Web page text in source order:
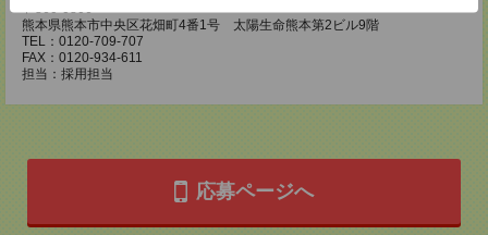
〒860-0806
熊本県熊本市中央区花畑町4番1号 太陽生命熊本第2ビル9階
TEL：0120-709-707
FAX：0120-934-611
担当：採用担当
応募ページへ